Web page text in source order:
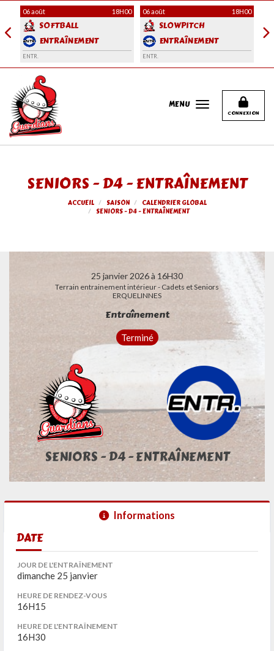
06 août 18H00
SOFTBALL
ENTRAÎNEMENT
ENTR.
06 août 18H00
SLOWPITCH
ENTRAÎNEMENT
ENTR.
CONNEXION
MENU
SENIORS - D4 - ENTRAÎNEMENT
ACCUEIL SAISON
CALENDRIER GLOBAL
SENIORS - D4 - ENTRAÎNEMENT
25 janvier 2026 à 16H30
Terrain entrainement intérieur - Cadets et Seniors
ERQUELINNES
Entraînement
Terminé
SENIORS - D4 - ENTRAÎNEMENT
Informations
DATE
JOUR DE L'ENTRAÎNEMENT
dimanche 25 janvier
HEURE DE RENDEZ-VOUS
16H15
HEURE DE L'ENTRAÎNEMENT
16H30
Panneau de gestion des cookies